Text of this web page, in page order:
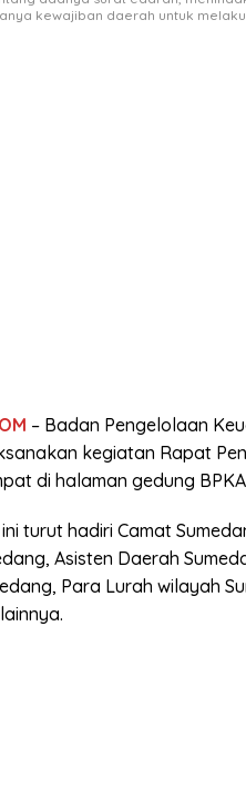
kewajiban daerah untuk
– Badan Pengelolaan
kegiatan Rapat
di halaman gedung
turut hadiri Camat
Asisten Daerah
Para Lurah wilayah